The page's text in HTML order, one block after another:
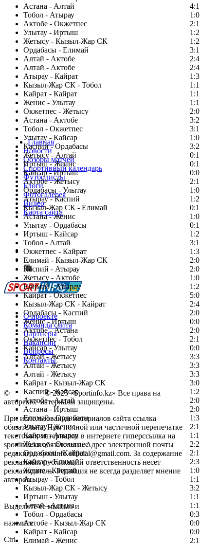
Астана - Алтай
4:1
Тобол - Атырау
1:0
Актобе - Окжетпес
2:1
Улытау - Иртыш
1:2
Жетысу - Кызыл-Жар СК
1:2
Ордабасы - Елимай
3:1
Алтай - Актобе
2:4
Алтай - Актобе
2:4
Атырау - Кайрат
1:3
Кызыл-Жар СК - Тобол
1:1
Кайрат - Кайрат
1:1
Женис - Улытау
1:1
Окжетпес - Жетысу
2:0
Астана - Актобе
3:2
Тобол - Окжетпес
3:1
Улытау - Кайсар
1:0
Каспий - Ордабасы
3:2
Жетысу - Алтай
0:1
Иртыш - Женис
0:1
Кайсар - Иртыш
0:0
Актобе - Жетысу
2:1
Ордабасы - Улытау
1:0
Атырау - Каспий
1:2
Кызыл-Жар СК - Елимай
0:1
Астана - Женис
1:0
Улытау - Ордабасы
0:1
Иртыш - Кайсар
1:2
Тобол - Алтай
3:1
Окжетпес - Кайрат
1:3
Елимай - Кызыл-Жар СК
2:0
Каспий - Атырау
2:0
Жетысу - Актобе
1:0
Елимай - Атырау
1:2
Кайрат - Окжетпес
5:0
Кызыл-Жар СК - Кайрат
2:4
Ордабасы - Каспий
2:0
Женис - Иртыш
0:0
Актобе - Астана
2:0
Окжетпес - Тобол
2:1
Кайсар - Улытау
0:0
Алтай - Жетысу
3:3
Алтай - Жетысу
3:3
Алтай - Жетысу
3:3
Кайрат - Кызыл-Жар СК
3:0
Каспий - Кайсар
1:2
Актобе - Алтай
2:0
Астана - Иртыш
2:0
Елимай - Ордабасы
1:3
Улытау - Женис
2:1
Кайрат - Атырау
1:1
Жетысу - Окжетпес
2:2
Ордабасы - Кайрат
2:1
Кайсар - Елимай
2:3
Женис - Каспий
1:0
Атырау - Тобол
1:1
Кызыл-Жар СК - Жетысу
3:2
Иртыш - Улытау
1:1
Алтай - Астана
1:1
Тобол - Ордабасы
0:3
Актобе - Кызыл-Жар СК
0:0
Кайрат - Кайсар
0:0
Елимай - Женис
2:1
Главная
Новости
Обзоры матчей
Спортивный календарь
Футболисты
Блоги
Фотогалерея
Видео
Карта сайта
Есть идея?
Сообщить о мероприятии
Перейти на старый сайт
О проекте
Команда сайта
Партнеры
Вакансии
Вопросы
Контакты
© Copyright© 2025 «Sportinfo.kz» Все права на
авторские материалы защищены.
При использовании материалов сайта ссылка
обязательна. При полной или частичной перепечатке
текстовых материалов в интернете гиперссылка на
sportinfo.kz обязательна. Адрес электронной почты
редакции: sportinfo.official@gmail.com. За содержание
рекламных публикаций ответственность несет
рекламодатель. Редакция не всегда разделяет мнение
авторов.
Заметили ошибку в тексте?
Выделите ее мышью и
нажмите
Ctrl